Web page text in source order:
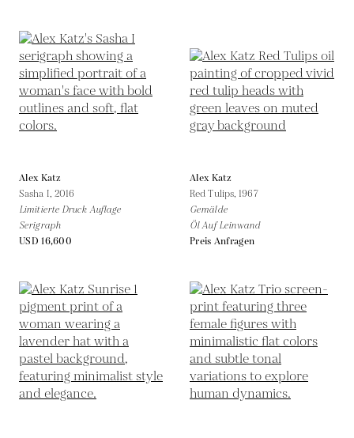
Alex Katz
Sasha I, 2016
Limitierte Druck Auflage
Serigraph
USD 16,600
Alex Katz
Red Tulips,1967
Gemälde
Öl Auf Leinwand
Preis Anfragen